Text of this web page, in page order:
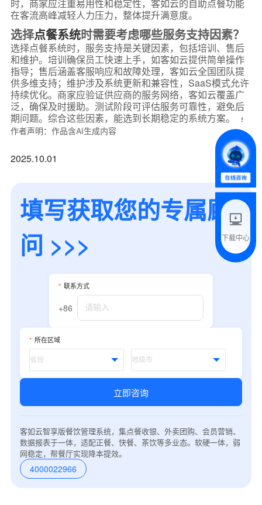
时，商家应注重易用性和稳定性，客如云的自助点餐功能
在客流高峰减轻人力压力，整体提升满意度。
选择点餐系统时需要考虑哪些服务支持因素？
选择点餐系统时，服务支持是关键因素，包括培训、售后
和维护。培训确保员工快速上手，如客如云提供简单操作
指导；售后涵盖客服响应和故障处理，客如云全国团队提
供多维支持；维护涉及系统更新和兼容性，SaaS模式允许
持续优化。商家应验证供应商的服务网络，客如云覆盖广
泛，确保及时援助。测试阶段可评估服务可靠性，避免后
期问题。综合这些因素，能选到长期稳定的系统方案。
作者声明：作品含AI生成内容
2025.10.01
填写获取您的专属顾
问 >>>
* 联系方式
+86
* 所在区域
立即咨询
客如云智享版餐饮管理系统，集点餐收银、外卖团购、会员营销、
数据报表于一体，适配正餐、快餐、茶饮等多业态。软硬一体，弱
网稳定，帮餐厅实现降本提效。
4000022966
下载中心
*联系方式
+86
*所属业态
*我的姓名
附加留言
我是老客户，了解最新优惠